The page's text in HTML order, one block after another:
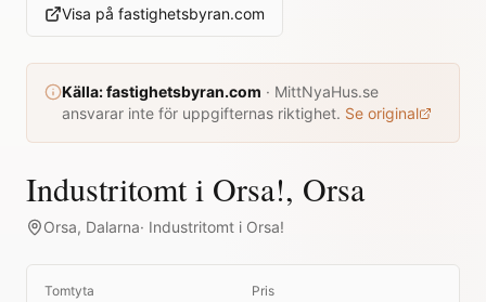
Visa på fastighetsbyran.com
Källa:fastighetsbyran.com · MittNyaHus.se
ansvarar inte för uppgifternas riktighet. Se original
Industritomt i Orsa!, Orsa
Orsa, Dalarna· Industritomt i Orsa!
Tomtyta Pris